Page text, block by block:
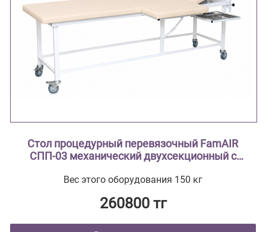
Стол процедурный перевязочный FamAIR
СПП-03 механический двухсекционный с
Вес этого оборудования 150 кг
260800 тг